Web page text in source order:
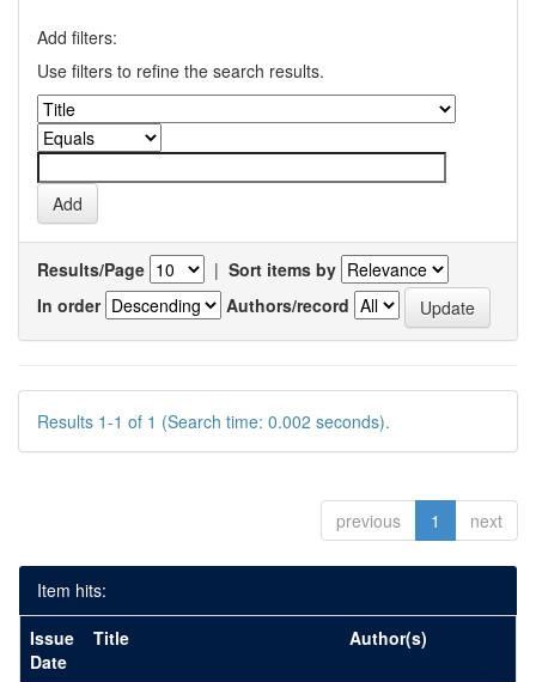
Add filters:
Use filters to refine the search results.
Results/Page | Sort items by
In order
Authors/record
Results 1-1 of 1 (Search time: 0.002 seconds).
previous 1 next
Item hits:
Issue
Date
Title Author(s)